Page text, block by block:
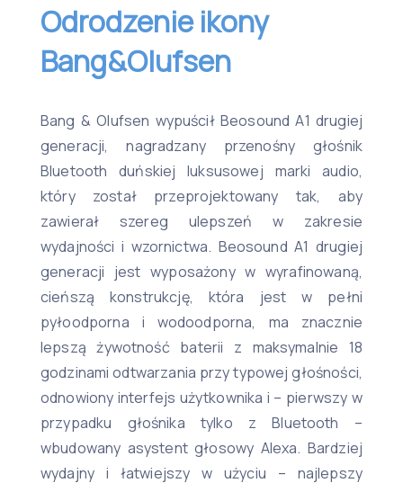
Odrodzenie ikony
Bang&Olufsen
Bang & Olufsen wypuścił Beosound A1 drugiej
generacji, nagradzany przenośny głośnik
Bluetooth duńskiej luksusowej marki audio,
który został przeprojektowany tak, aby
zawierał szereg ulepszeń w zakresie
wydajności i wzornictwa. Beosound A1 drugiej
generacji jest wyposażony w wyrafinowaną,
cieńszą konstrukcję, która jest w pełni
pyłoodporna i wodoodporna, ma znacznie
lepszą żywotność baterii z maksymalnie 18
godzinami odtwarzania przy typowej głośności,
odnowiony interfejs użytkownika i – pierwszy w
przypadku głośnika tylko z Bluetooth –
wbudowany asystent głosowy Alexa. Bardziej
wydajny i łatwiejszy w użyciu – najlepszy